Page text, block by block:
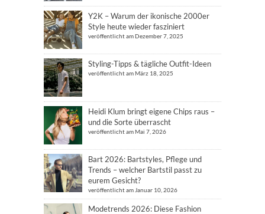
Y2K – Warum der ikonische 2000er
Style heute wieder fasziniert
veröffentlicht am Dezember 7, 2025
Styling-Tipps & tägliche Outfit-Ideen
veröffentlicht am März 18, 2025
Heidi Klum bringt eigene Chips raus –
und die Sorte überrascht
veröffentlicht am Mai 7, 2026
Bart 2026: Bartstyles, Pflege und
Trends – welcher Bartstil passt zu
eurem Gesicht?
veröffentlicht am Januar 10, 2026
Modetrends 2026: Diese Fashion